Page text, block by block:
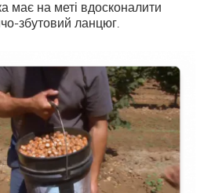
має на меті вдосконалити
збутовий ланцюг.